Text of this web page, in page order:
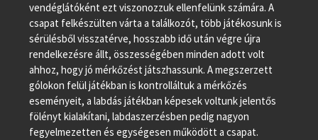
vendéglátóként ezt viszonozzuk ellenfelünk számára. A
csapat felkészülten várta a találkozót, több játékosunk is
sérülésből visszatérve, hosszabb idő után végre újra
rendelkezésre állt, összességében minden adott volt
ahhoz, hogy jó mérkőzést játszhassunk. A megszerzett
gólokon felül játékban is kontrolláltuk a mérkőzés
eseményeit, a labdás játékban képesek voltunk jelentős
fölényt kialakítani, labdaszerzésben pedig nagyon
fegyelmezetten és egységesen működött a csapat.